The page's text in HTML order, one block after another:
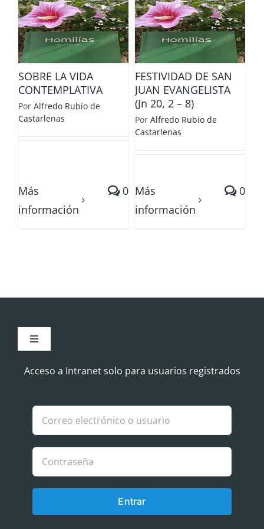
SOBRE LA VIDA
CONTEMPLATIVA
Por Alfredo Rubio de
Castarlenas
Más
información
0
FESTIVIDAD DE
SAN JUAN
EVANGELISTA (Jn
20, 2 – 8)
FESTIVIDAD DE SAN
JUAN EVANGELISTA
(Jn 20, 2 – 8)
Por Alfredo Rubio de
Castarlenas
Más
información
0
Toggle
Aviso Legal
Política de Cookies
Política de privacidad
Acceso a Intranet solo para usuarios registrados
Entrar